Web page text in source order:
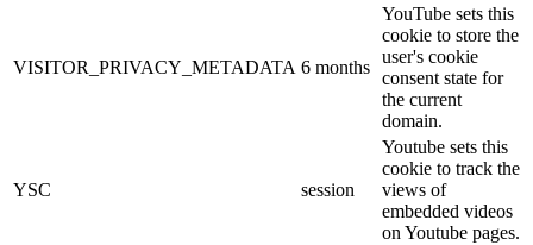
VISITOR_PRIVACY_METADATA 6 months
YouTube sets this
cookie to store the
user's cookie
consent state for
the current
domain.
YSC session
Youtube sets this
cookie to track the
views of
embedded videos
on Youtube pages.